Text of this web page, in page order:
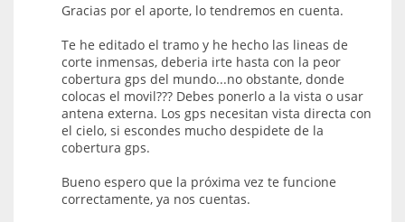
Gracias por el aporte, lo tendremos en cuenta.
Te he editado el tramo y he hecho las lineas de
corte inmensas, deberia irte hasta con la peor
cobertura gps del mundo...no obstante, donde
colocas el movil??? Debes ponerlo a la vista o usar
antena externa. Los gps necesitan vista directa con
el cielo, si escondes mucho despidete de la
cobertura gps.
Bueno espero que la próxima vez te funcione
correctamente, ya nos cuentas.